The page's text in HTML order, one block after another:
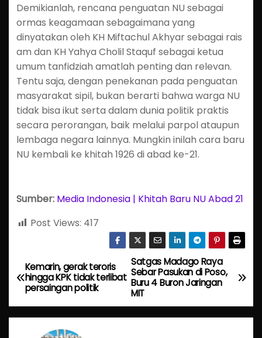
Demikianlah, rencana penguatan NU sebagai
ormas keagamaan sebagaimana yang
dinyatakan oleh KH Miftachul Akhyar sebagai rais
am dan KH Yahya Cholil Staquf sebagai ketua
umum tanfidziah amatlah penting dan relevan.
Tentu saja, dengan penekanan pada penguatan
masyarakat sipil, bukan berarti bahwa warga NU
tidak bisa ikut serta dalam dunia politik praktis
secara perorangan, baik melalui parpol ataupun
lembaga negara lainnya. Mungkin inilah cara baru
NU kembali ke khitah 1926 di abad ke-21.
Sumber: Media Indonesia | Khitah Baru NU Abad 21
Post Views: 417
P
o
s
Satgas Madago Raya
Sebar Pasukan di Poso,
Buru 4 Buron Jaringan
MIT
Kemarin, gerak teroris
hingga KPK tidak terlibat
persaingan politik